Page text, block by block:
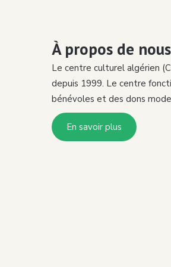
À propos de nous
Le centre culturel algérien
depuis 1999. Le centre
bénévoles et des dons
En savoir plus